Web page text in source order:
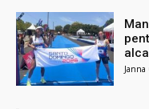
Janna